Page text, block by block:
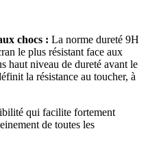
chocs : La norme dureté 9H
le plus résistant face aux
haut niveau de dureté avant le
la résistance au toucher, à
qui facilite fortement
de toutes les